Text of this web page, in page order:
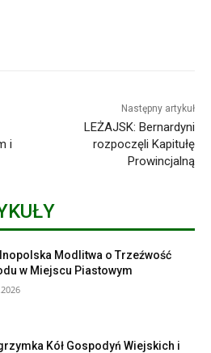
i
Następny artykuł
LEŻAJSK: Bernardyni
rozpoczęli Kapitułę
Prowincjalną
Modlitwa o Trzeźwość
w Miejscu Piastowym
Kół Gospodyń Wiejskich i